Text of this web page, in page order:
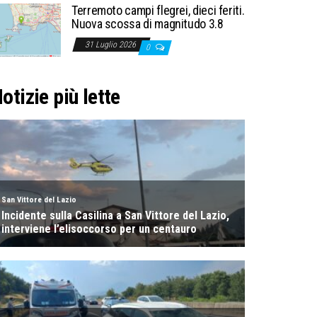
Terremoto campi flegrei, dieci feriti.
Nuova scossa di magnitudo 3.8
31 Luglio 2026 0
più lette